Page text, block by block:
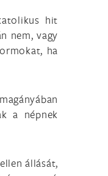
hit
nem, vagy
ha
a népnek
állását,